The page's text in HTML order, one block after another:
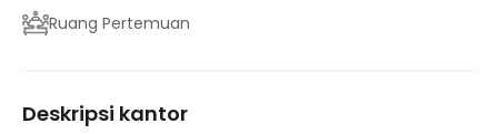
Ruang Pertemuan
Deskripsi kantor